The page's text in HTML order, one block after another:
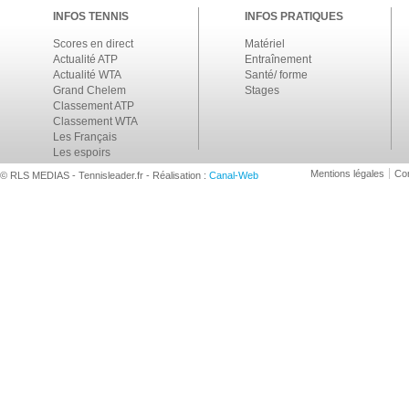
INFOS TENNIS
Scores en direct
Actualité ATP
Actualité WTA
Grand Chelem
Classement ATP
Classement WTA
Les Français
Les espoirs
INFOS PRATIQUES
Matériel
Entraînement
Santé/ forme
Stages
© RLS MEDIAS - Tennisleader.fr - Réalisation : Canal-Web Mentions légales